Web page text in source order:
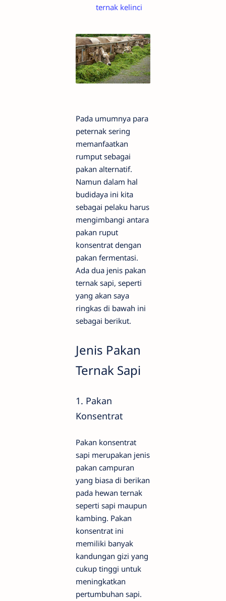
ternak kelinci
Pada umumnya para
peternak sering
memanfaatkan
rumput sebagai
pakan alternatif.
Namun dalam hal
budidaya ini kita
sebagai pelaku harus
mengimbangi antara
pakan ruput
konsentrat dengan
pakan fermentasi.
Ada dua jenis pakan
ternak sapi, seperti
yang akan saya
ringkas di bawah ini
sebagai berikut.
Jenis Pakan
Ternak Sapi
1. Pakan
Konsentrat
Pakan konsentrat
sapi merupakan jenis
pakan campuran
yang biasa di berikan
pada hewan ternak
seperti sapi maupun
kambing. Pakan
konsentrat ini
memiliki banyak
kandungan gizi yang
cukup tinggi untuk
meningkatkan
pertumbuhan sapi.